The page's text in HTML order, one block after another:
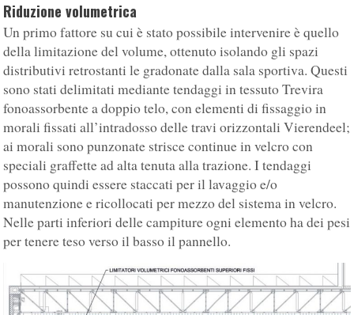
Riduzione volumetrica
Un primo fattore su cui è stato possibile intervenire è quello
della limitazione del volume, ottenuto isolando gli spazi
distributivi retrostanti le gradonate dalla sala sportiva. Questi
sono stati delimitati mediante tendaggi in tessuto Trevira
fonoassorbente a doppio telo, con elementi di fissaggio in
morali fissati all’intradosso delle travi orizzontali Vierendeel;
ai morali sono punzonate strisce continue in velcro con
speciali graffette ad alta tenuta alla trazione. I tendaggi
possono quindi essere staccati per il lavaggio e/o
manutenzione e ricollocati per mezzo del sistema in velcro.
Nelle parti inferiori delle campiture ogni elemento ha dei pesi
per tenere teso verso il basso il pannello.